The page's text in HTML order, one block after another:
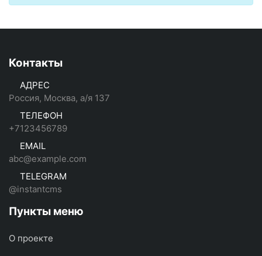
Контакты
АДРЕС
Россия, Москва, а/я 137
ТЕЛЕФОН
+7123456789
EMAIL
abc@example.com
TELEGRAM
@instantcms
Пункты меню
О проекте